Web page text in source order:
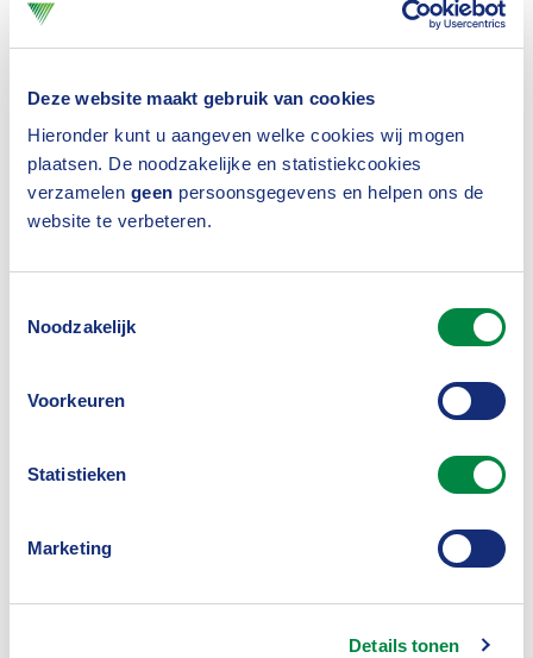
Deze website maakt gebruik van cookies
Hieronder kunt u aangeven welke cookies wij mogen
plaatsen. De noodzakelijke en statistiekcookies
verzamelen geen persoonsgegevens en helpen ons de
website te verbeteren.
Noodzakelijk
Voorkeuren
Statistieken
Marketing
Details tonen
rapportage systemen
Nieuw in de samenwerking is het duiden van en
delen van kennis over Sustainable Finance Data en
rapportage systemen. Deze technologie stelt
organisaties in staat om op een efficiëntie en
compliance-vereisten te voldoen, onder meer door
vereenvoudiging van verscheidene processen. Met
te verminderen. Eerder organiseerde het Verbond al
met EY een goed bezochtebijeenkomstbij EY over